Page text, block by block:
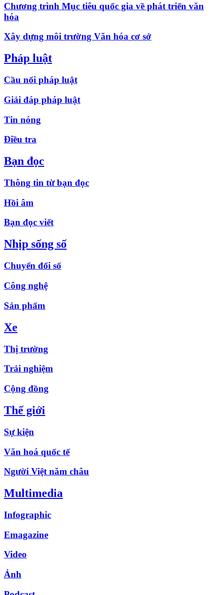
Chương trình Mục tiêu quốc gia về phát triển văn
hóa
Xây dựng môi trường Văn hóa cơ sở
Pháp luật
Cầu nối pháp luật
Giải đáp pháp luật
Tin nóng
Điều tra
Bạn đọc
Thông tin từ bạn đọc
Hồi âm
Bạn đọc viết
Nhịp sống số
Chuyển đổi số
Công nghệ
Sản phẩm
Xe
Thị trường
Trải nghiệm
Cộng đồng
Thế giới
Sự kiện
Văn hoá quốc tế
Người Việt năm châu
Multimedia
Infographic
Emagazine
Video
Ảnh